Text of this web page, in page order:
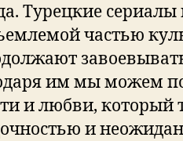
Турецкие сериалы
частью
им мы можем
и любви, который
и